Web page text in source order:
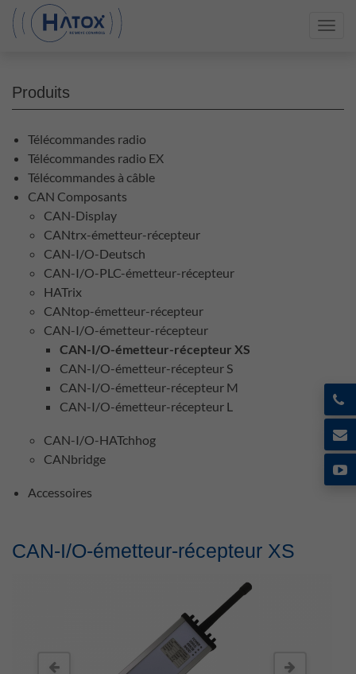
Produits
Télécommandes radio
Télécommandes radio EX
Télécommandes à câble
CAN Composants
CAN-Display
CANtrx-émetteur-récepteur
CAN-I/O-Deutsch
CAN-I/O-PLC-émetteur-récepteur
HATrix
CANtop-émetteur-récepteur
CAN-I/O-émetteur-récepteur
CAN-I/O-émetteur-récepteur XS
CAN-I/O-émetteur-récepteur S
CAN-I/O-émetteur-récepteur M
CAN-I/O-émetteur-récepteur L
CAN-I/O-HATchhog
CANbridge
Accessoires
CAN-I/O-émetteur-récepteur XS